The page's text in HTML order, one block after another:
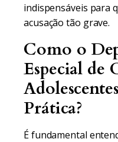
indispensáveis para
acusação tão grave.
Como o
Especial de
Prática?
É fundamental